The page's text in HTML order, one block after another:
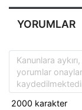
YORUMLAR